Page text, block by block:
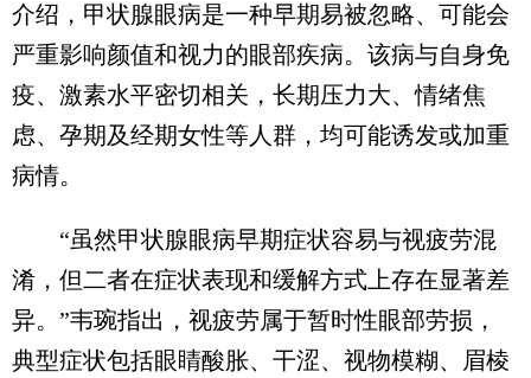
介绍，甲状腺眼病是一种早期易被忽略、可能会
严重影响颜值和视力的眼部疾病。该病与自身免
疫、激素水平密切相关，长期压力大、情绪焦
虑、孕期及经期女性等人群，均可能诱发或加重
病情。
“虽然甲状腺眼病早期症状容易与视疲劳混
淆，但二者在症状表现和缓解方式上存在显著差
异。”韦琬指出，视疲劳属于暂时性眼部劳损，
典型症状包括眼睛酸胀、干涩、视物模糊、眉棱